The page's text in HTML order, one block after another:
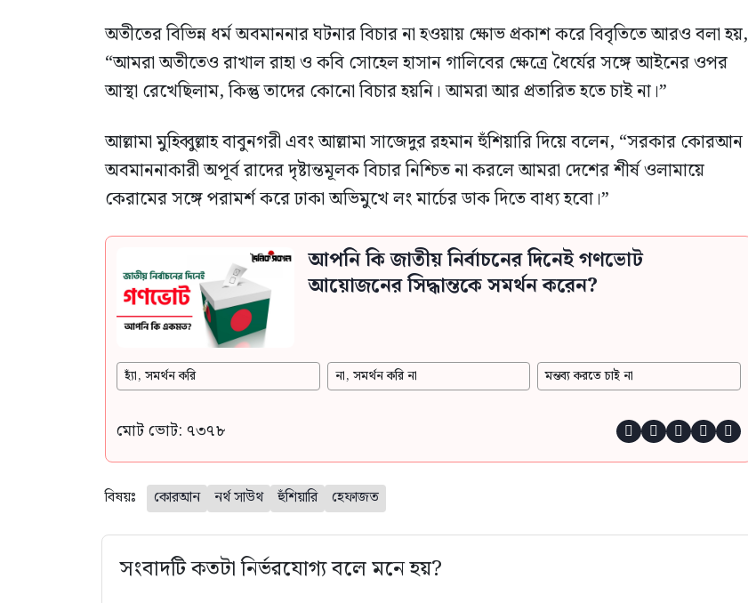
অতীতের বিভিন্ন ধর্ম অবমাননার ঘটনার বিচার না হওয়ায় ক্ষোভ প্রকাশ করে বিবৃতিতে আরও বলা হয়,
“আমরা অতীতেও রাখাল রাহা ও কবি সোহেল হাসান গালিবের ক্ষেত্রে ধৈর্যের সঙ্গে আইনের ওপর
আস্থা রেখেছিলাম, কিন্তু তাদের কোনো বিচার হয়নি। আমরা আর প্রতারিত হতে চাই না।”
আল্লামা মুহিব্বুল্লাহ বাবুনগরী এবং আল্লামা সাজেদুর রহমান হুঁশিয়ারি দিয়ে বলেন, “সরকার কোরআন
অবমাননাকারী অপূর্ব রাদের দৃষ্টান্তমূলক বিচার নিশ্চিত না করলে আমরা দেশের শীর্ষ ওলামায়ে
কেরামের সঙ্গে পরামর্শ করে ঢাকা অভিমুখে লং মার্চের ডাক দিতে বাধ্য হবো।”
আপনি কি জাতীয় নির্বাচনের দিনেই গণভোট
আয়োজনের সিদ্ধান্তকে সমর্থন করেন?
হ্যাঁ, সমর্থন করি না, সমর্থন করি না মন্তব্য করতে চাই না
মোট ভোট: ৭৩৭৮     
বিষয়ঃ কোরআন নর্থ সাউথ হুঁশিয়ারি হেফাজত
সংবাদটি কতটা নির্ভরযোগ্য বলে মনে হয়?